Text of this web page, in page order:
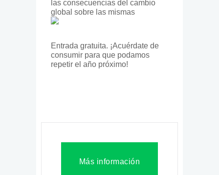
las consecuencias del cambio
global sobre las mismas
Entrada gratuita. ¡Acuérdate de
consumir para que podamos
repetir el año próximo!
Más información